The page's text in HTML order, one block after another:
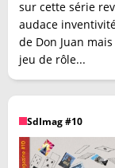
sur cette série
audace
de Don Juan
jeu de rôle...
SdImag #10